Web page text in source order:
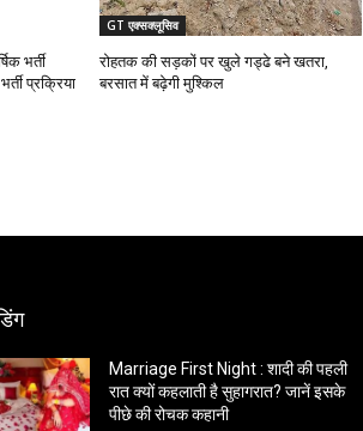
भर्ती
प्रक्रिया
GT एक्सक्लूसिव
रोहतक की सड़कों पर खुले गड्ढे बने खतरा,
बरसात में बढ़ेगी मुश्किल
Marriage First Night : शादी की पहली
रात क्यों कहलाती है सुहागरात? जानें इसके
पीछे की रोचक कहानी